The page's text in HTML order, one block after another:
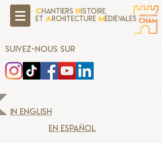
Chantiers Histoire
Et Architecture Médiévales
SUIVEZ-NOUS SUR
in english
en español